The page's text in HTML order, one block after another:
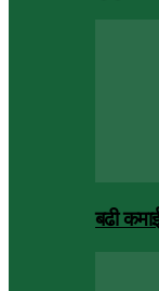
बढी